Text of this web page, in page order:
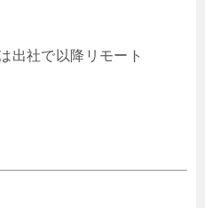
社で以降リモート